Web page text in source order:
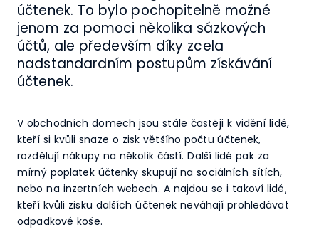
účtenek. To bylo pochopitelně možné
jenom za pomoci několika sázkových
účtů, ale především díky zcela
nadstandardním postupům získávání
účtenek.
V obchodních domech jsou stále častěji k vidění lidé,
kteří si kvůli snaze o zisk většího počtu účtenek,
rozdělují nákupy na několik částí. Další lidé pak za
mírný poplatek účtenky skupují na sociálních sítích,
nebo na inzertních webech. A najdou se i takoví lidé,
kteří kvůli zisku dalších účtenek neváhají prohledávat
odpadkové koše.